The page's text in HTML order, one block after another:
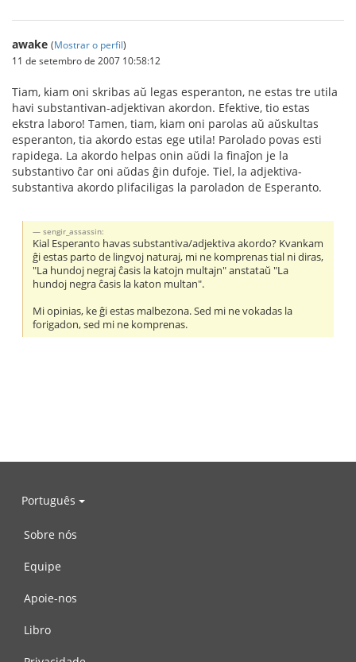
awake (Mostrar o perfil)
11 de setembro de 2007 10:58:12
Tiam, kiam oni skribas aŭ legas esperanton, ne estas tre utila
havi substantivan-adjektivan akordon. Efektive, tio estas
ekstra laboro! Tamen, tiam, kiam oni parolas aŭ aŭskultas
esperanton, tia akordo estas ege utila! Parolado povas esti
rapidega. La akordo helpas onin aŭdi la finaĵon je la
substantivo ĉar oni aŭdas ĝin dufoje. Tiel, la adjektiva-
substantiva akordo plifaciligas la paroladon de Esperanto.
sengir_assassin:
Kial Esperanto havas substantiva/adjektiva akordo? Kvankam
ĝi estas parto de lingvoj naturaj, mi ne komprenas tial ni diras,
"La hundoj negraj ĉasis la katojn multajn" anstataŭ "La
hundoj negra ĉasis la katon multan".
Mi opinias, ke ĝi estas malbezona. Sed mi ne vokadas la
forigadon, sed mi ne komprenas.
Português
Sobre nós
Equipe
Apoie-nos
Libro